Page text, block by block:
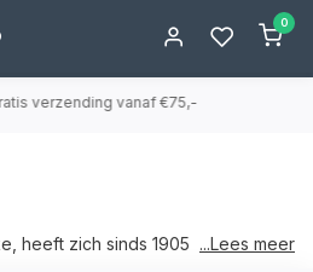
0
verzending vanaf €75,-
heeft zich sinds 1905 ...Lees meer